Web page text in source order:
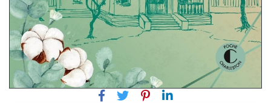
FacebookTwitterPinterest
Linkedin